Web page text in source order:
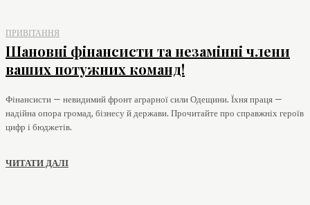
ПРИВІТАННЯ
Шановні фінансисти та незамінні члени
ваших потужних команд!
Фінансисти — невидимий фронт аграрної сили Одещини. Їхня праця —
надійна опора громад, бізнесу й держави. Прочитайте про справжніх героїв
цифр і бюджетів.
ЧИТАТИ ДАЛІ